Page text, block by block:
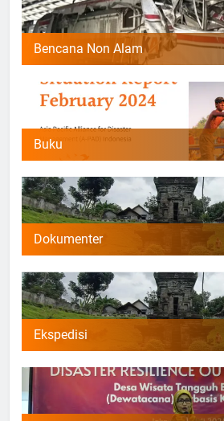
Bencana Non Alam
Buku
Dokumenter
Ekspedisi